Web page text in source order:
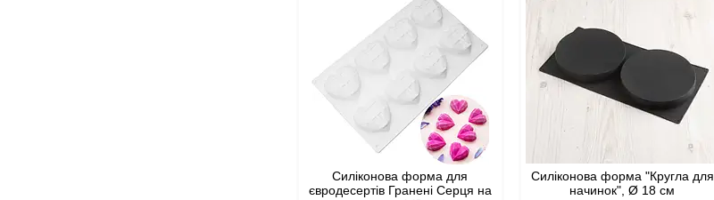
Силіконова форма для
євродесертів Гранені Серця на
Силіконова форма "Кругла для
начинок", Ø 18 см